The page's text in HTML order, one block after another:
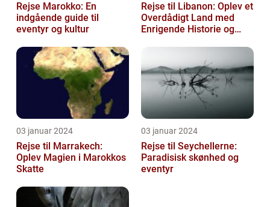
Rejse Marokko: En
indgående guide til
eventyr og kultur
Rejse til Libanon: Oplev et
Overdådigt Land med
Enrigende Historie og
03 januar 2024
Rejse til Marrakech:
Oplev Magien i Marokkos
Skatte
03 januar 2024
Rejse til Seychellerne:
Paradisisk skønhed og
eventyr